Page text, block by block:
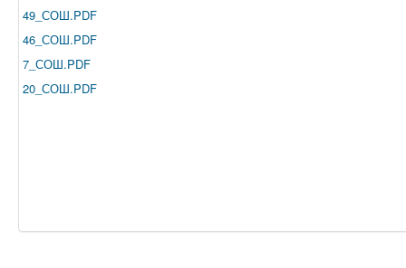
49_СОШ.PDF
46_СОШ.PDF
7_СОШ.PDF
20_СОШ.PDF